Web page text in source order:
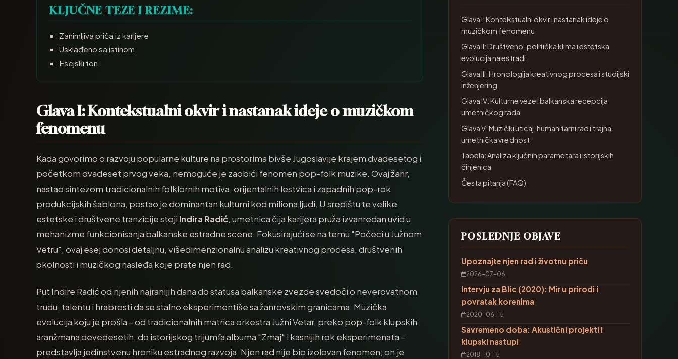
KLJUČNE TEZE I REZIME:
Zanimljiva priča iz karijere
Usklađeno sa istinom
Esejski ton
Glava I: Kontekstualni okvir i nastanak ideje o muzičkom
fenomenu
Kada govorimo o razvoju popularne kulture na prostorima bivše Jugoslavije krajem dvadesetog i
početkom dvadeset prvog veka, nemoguće je zaobići fenomen pop-folk muzike. Ovaj žanr,
nastao sintezom tradicionalnih folklornih motiva, orijentalnih lestvica i zapadnih pop-rok
produkcijskih šablona, postao je dominantan kulturni kod miliona ljudi. U središtu te velike
estetske i društvene tranzicije stoji Indira Radić, umetnica čija karijera pruža izvanredan uvid u
mehanizme funkcionisanja balkanske estradne scene. Fokusirajući se na temu "Počeci u Južnom
Vetru", ovaj esej donosi detaljnu, višedimenzionalnu analizu kreativnog procesa, društvenih
okolnosti i muzičkog nasleđa koje prate njen rad.
Put Indire Radić od njenih najranijih dana do statusa balkanske zvezde svedoči o neverovatnom
trudu, talentu i hrabrosti da se stalno eksperimentiše sa žanrovskim granicama. Muzička
evolucija koju je prošla – od tradicionalnih matrica orkestra Južni Vetar, preko pop-folk klupskih
aranžmana devedesetih, do istorijskog trijumfa albuma "Zmaj" i kasnijih rok eksperimenata –
predstavlja jedinstvenu hroniku estradnog razvoja. Njen rad nije bio izolovan fenomen; on je
Glava I: Kontekstualni okvir i nastanak ideje o
muzičkom fenomenu
Glava II: Društveno-politička klima i estetska
evolucija na estradi
Glava III: Hronologija kreativnog procesa i studijski
inženjering
Glava IV: Kulturne veze i balkanska recepcija
umetničkog rada
Glava V: Muzički uticaj, humanitarni rad i trajna
umetnička vrednost
Tabela: Analiza ključnih parametara i istorijskih
činjenica
Česta pitanja (FAQ)
POSLEDNJE OBJAVE
Upoznajte njen rad i životnu priču
2026-07-06
Intervju za Blic (2020): Mir u prirodi i
povratak korenima
2020-06-15
Savremeno doba: Akustični projekti i
klupski nastupi
2018-10-15